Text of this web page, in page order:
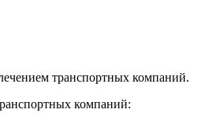
транспортных компаний.
компаний: